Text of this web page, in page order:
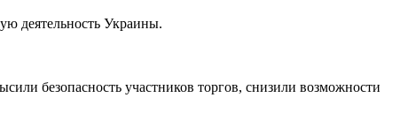
деятельность Украины.
безопасность участников торгов, снизили возможности